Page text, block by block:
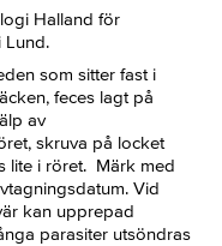
Halland för
Lund.
som sitter fast i
feces lagt på
av
skruva på locket
lite i röret. Märk med
Vid
kan upprepad
parasiter utsöndras